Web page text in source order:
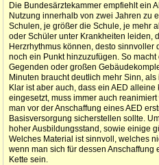
Die Bundesärztekammer empfiehlt ein
Nutzung innerhalb von zwei Jahren zu
Schulen, je größer die Schule, je mehr
oder Schüler unter Krankheiten leiden,
Herzrhythmus können, desto sinnvoller
noch ein Punkt hinzuzufügen. So
Gegenden oder großen
Minuten braucht deutlich mehr Sinn,
Klar ist aber auch, dass ein AED
eingesetzt, muss immer auch
man vor der Anschaffung eines AED
Basisversorgung sicherstellen sollte.
hoher Ausbildungsstand, sowie einige
Welches Material ist sinnvoll, welches
wenn man sich für dessen
Kette sein.